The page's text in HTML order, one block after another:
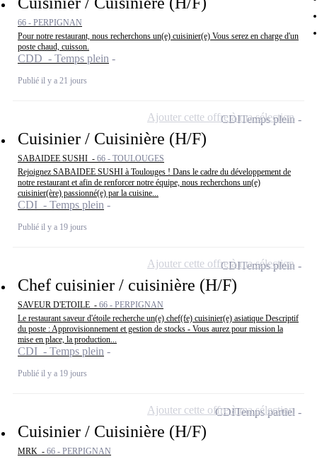
66 - PERPIGNAN
Pour notre restaurant, nous recherchons un(e) cuisinier(e) Vous serez en charge d'un
poste chaud, cuisson.
CDD - Temps plein
Publié il y a 21 jours
Cuisinier / Cuisinière (H/F)
SABAIDEE SUSHI - 66 - TOULOUGES
Rejoignez SABAIDEE SUSHI à Toulouges ! Dans le cadre du développement de
notre restaurant et afin de renforcer notre équipe, nous recherchons un(e)
cuisinier(ère) passionné(e) par la cuisine...
CDI - Temps plein
Publié il y a 19 jours
CDITemps plein
Ajouter cette offre à ma sélection
Chef cuisinier / cuisinière (H/F)
SAVEUR D'ETOILE - 66 - PERPIGNAN
Le restaurant saveur d'étoile recherche un(e) chef(fe) cuisinier(e) asiatique Descriptif
du poste : Approvisionnement et gestion de stocks - Vous aurez pour mission la
mise en place, la production...
CDI - Temps plein
Publié il y a 19 jours
CDITemps plein
Ajouter cette offre à ma sélection
Cuisinier / Cuisinière (H/F)
MRK - 66 - PERPIGNAN
CDITemps partiel
Ajouter cette offre à ma sélection